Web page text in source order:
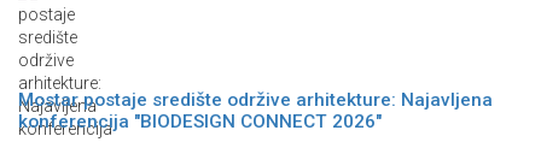
Mostar postaje središte održive arhitekture: Najavljena
konferencija "BIODESIGN CONNECT 2026"